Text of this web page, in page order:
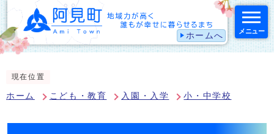
ホームへ メニュー
現在位置
ホーム こども・教育 入園・入学 小・中学校